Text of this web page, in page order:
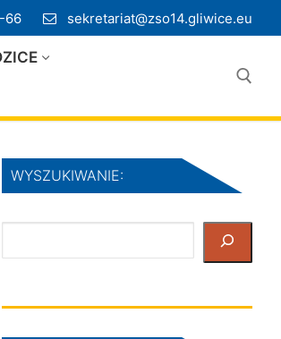
66 sekretariat@zso14.gliwice.eu
WYSZUKIWANIE: